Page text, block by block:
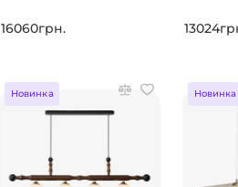
16060грн.
Новинка Новинка